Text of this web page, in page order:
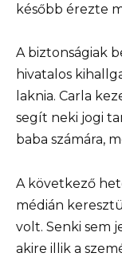
később érezte
A biztonságiak
hivatalos
laknia. Carla
segít neki jogi
baba számára,
A következő
médián
volt. Senki sem
akire illik a